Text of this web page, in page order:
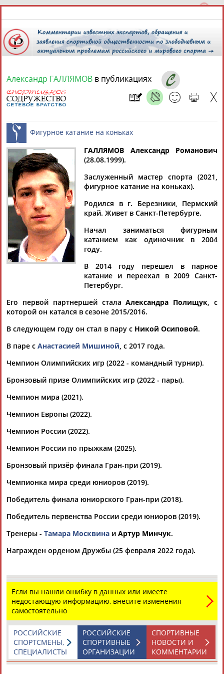
9 августа 2026 года,
СПОРТСМЕНЫ, ТРЕНЕРЫ И СПЕЦИАЛИСТЫ
Найдено: 1персона Расширенный поиск
Александр
ГАЛЛЯМОВ
Ваш запрос: "Александр Галлямов"
Документы 1-10 из 162 найденных уникальных документов
состав сборной России на следующий сезон
Фигуристки Камила Валиева и
Александра
(Трусова) включены в резервный состав сборной России на
следующий сезон. О... ...Бойкова и Дмитрий Козловский,
Александр Галлямов , Анастасия
Мухортова и Дмитрий Евгеньев, Елизавета...
06.06.2026
Фигурист Петр Гуменник стал победителем турнира шоу-
...на третьей строчке расположились Анастасия Мишина и
соревнованиях... ...Помимо Гуменника, Синициной с
Камила Валиева, занявшая первое...
05.04.2026
Кубок Первого канала по фигурному катанию выиграла
команда Москвы
...Сарновский и Григорий Федоров. В парном катании
выступали АлександраБойкова и Дмитрий Козловский,
Екатерина Чикмарева и... ...лександрГаллямов
льду выступили Василиса Кагановская и Максим Некрасов,
22.03.2026
Итоги прыжкового чемпионата России 2026 по фигурному
катанию
...соревнования на четвертом месте – 95.72
балла.Александраи Макар Игнатовы стали пятыми –
85.46... ...спортивных пар стали Анастасия Мишина –
Александр Галлямов (52.06 баллов).АлександраБойкова
–...
(Проект:Информационное агентство СТАДИОН)
02.02.2026
Александр ГАЛЛЯМОВ в публикациях
Фигурное катание на коньках
ГАЛЛЯМОВ Александр Романович
(28.08.1999).
Заслуженный мастер спорта (2021,
фигурное катание на коньках).
Родился в г. Березники, Пермский
край. Живет в Санкт-Петербурге.
Начал заниматься фигурным
катанием как одиночник в 2004
году.
В 2014 году перешел в парное
катание и переехал в 2009 Санкт-
Петербург.
Его первой партнершей сталаАлександра Полищук, с
которой он катался в сезоне 2015/2016.
В следующем году он стал в пару с Никой Осиповой.
В паре с Анастасией Мишиной, с 2017 года.
Чемпион Олимпийских игр (2022 - командный турнир).
Бронзовый призе Олимпийских игр (2022 - пары).
Чемпион мира (2021).
Чемпион Европы (2022).
Чемпион России (2022).
Чемпион России по прыжкам (2025).
Бронзовый призёр финала Гран-при (2019).
Чемпионка мира среди юниоров (2019).
Победитель финала юниорского Гран-при (2018).
Победитель первенства России среди юниоров (2019).
Тренеры - Тамара Москвина и Артур Минчук.
Награжден орденом Дружбы (25 февраля 2022 года).
Если вы нашли ошибку в данных или имеете
недостающую информацию, внесите изменения
самостоятельно
СПОРТИВНЫЕ
НОВОСТИ И
КОММЕНТАРИИ
РОССИЙСКИЕ
СПОРТИВНЫЕ
ОРГАНИЗАЦИИ
РОССИЙСКИЕ
СПОРТСМЕНЫ,
СПЕЦИАЛИСТЫ